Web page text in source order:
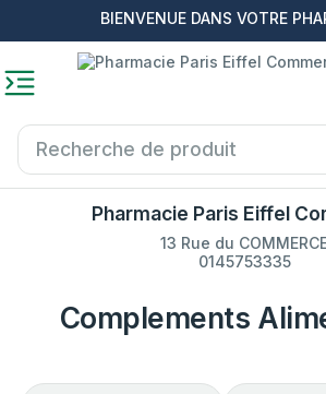
BIENVENUE DANS VOTRE
Pharmacie Paris Eiffel
13 Rue du
0145753335
Complements